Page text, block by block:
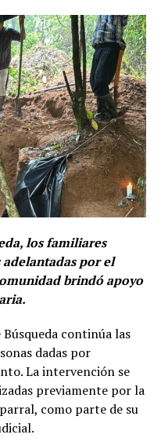
los familiares
por el
brindó apoyo
continúa las
dadas por
La intervención se
previamente por la
como parte de su